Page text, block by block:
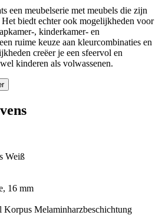
een meubelserie met meubels die zijn
biedt echter ook mogelijkheden voor
, kinderkamer- en
ruime keuze aan kleurcombinaties en
creëer je een sfeervol en
kinderen als volwassenen.
Weiß
16 mm
Korpus Melaminharzbeschichtung